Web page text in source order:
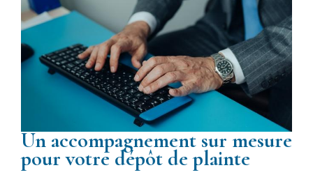
Un accompagnement sur mesure
pour votre dépôt de plainte